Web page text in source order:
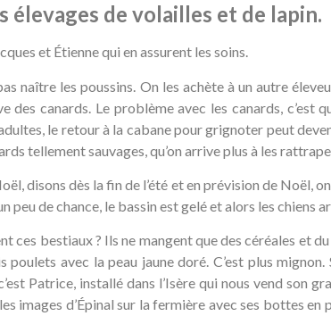
élevages de volailles et de lapin.
et Étienne qui en assurent les soins.
naître les poussins. On les achète à un autre
des canards. Le problème avec les canards, c’est
le retour à la cabane pour grignoter peut
tellement sauvages, qu’on arrive plus à les
disons dès la fin de l’été et en prévision de Noël,
peu de chance, le bassin est gelé et alors les chiens
ces bestiaux ? Ils ne mangent que des céréales et
poulets avec la peau jaune doré. C’est plus
Patrice, installé dans l’Isère qui nous vend son
images d’Épinal sur la fermière avec ses bottes